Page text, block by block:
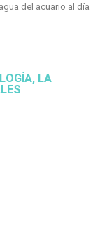
del acuario al día
LA